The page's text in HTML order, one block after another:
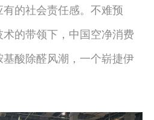
的社会责任感。不难预
的带领下，中国空净消费
酸除醛风潮，一个崭捷伊